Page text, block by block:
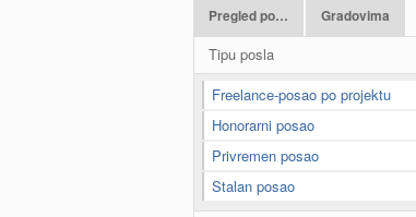
Pregled po… Gradovima
Tipu posla
Freelance-posao po projektu
Honorarni posao
Privremen posao
Stalan posao